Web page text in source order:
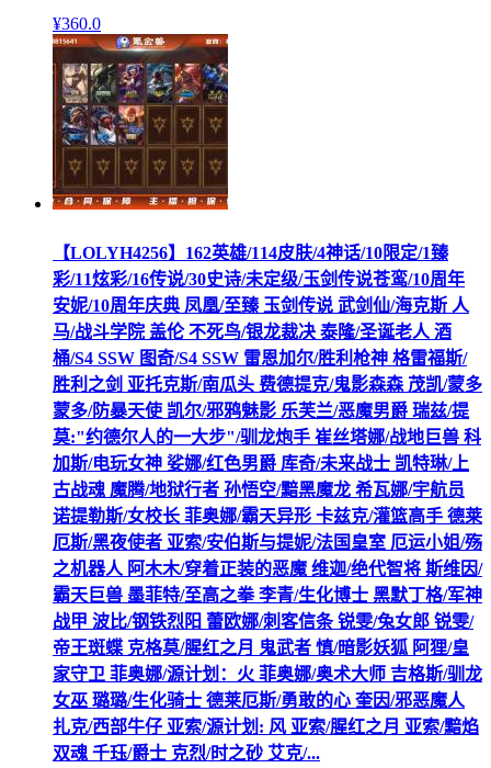
¥360.0
【LOLYH4256】162英雄/114皮肤/4神话/10限定/1臻
彩/11炫彩/16传说/30史诗/未定级/玉剑传说苍鸾/10周年
安妮/10周年庆典 凤凰/至臻 玉剑传说 武剑仙/海克斯 人
马/战斗学院 盖伦 不死鸟/银龙裁决 泰隆/圣诞老人 酒
桶/S4 SSW 图奇/S4 SSW 雷恩加尔/胜利枪神 格雷福斯/
胜利之剑 亚托克斯/南瓜头 费德提克/鬼影森森 茂凯/蒙多
蒙多/防暴天使 凯尔/邪鸦魅影 乐芙兰/恶魔男爵 瑞兹/提
莫:"约德尔人的一大步"/驯龙炮手 崔丝塔娜/战地巨兽 科
加斯/电玩女神 娑娜/红色男爵 库奇/未来战士 凯特琳/上
古战魂 魔腾/地狱行者 孙悟空/黯黑魔龙 希瓦娜/宇航员
诺提勒斯/女校长 菲奥娜/霸天异形 卡兹克/灌篮高手 德莱
厄斯/黑夜使者 亚索/安伯斯与提妮/法国皇室 厄运小姐/殇
之机器人 阿木木/穿着正装的恶魔 维迦/绝代智将 斯维因/
霸天巨兽 墨菲特/至高之拳 李青/生化博士 黑默丁格/军神
战甲 波比/钢铁烈阳 蕾欧娜/刺客信条 锐雯/兔女郎 锐雯/
帝王斑蝶 克格莫/腥红之月 鬼武者 慎/暗影妖狐 阿狸/皇
家守卫 菲奥娜/源计划：火 菲奥娜/奥术大师 吉格斯/驯龙
女巫 璐璐/生化骑士 德莱厄斯/勇敢的心 奎因/邪恶魔人
扎克/西部牛仔 亚索/源计划: 风 亚索/腥红之月 亚索/黯焰
双魂 千珏/爵士 克烈/时之砂 艾克/...